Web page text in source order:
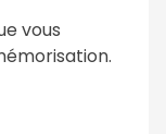
vous